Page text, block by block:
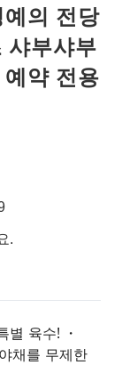
의 전당
샤부샤부
약 전용
.
별 육수! ・
채를 무제한